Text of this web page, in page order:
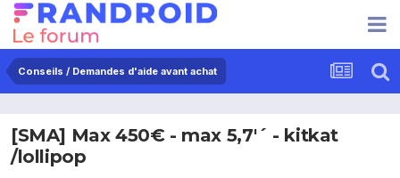
Conseils / Demandes d'aide avant achat
[SMA] Max 450€ - max 5,7'´ - kitkat
/lollipop